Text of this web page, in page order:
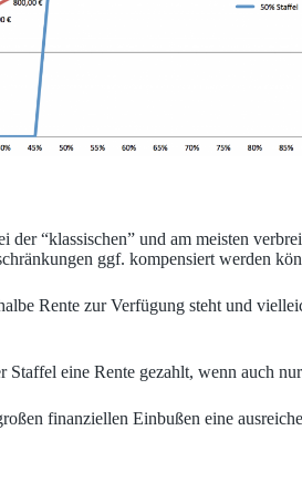
“klassischen” und am meisten
ggf. kompensiert werden
Rente zur Verfügung steht und
eine Rente gezahlt, wenn auch
finanziellen Einbußen eine